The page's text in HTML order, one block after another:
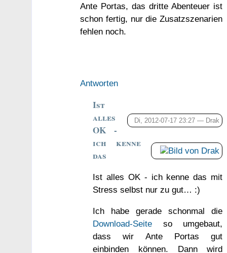
Ante Portas, das dritte Abenteuer ist
schon fertig, nur die Zusatzszenarien
fehlen noch.
Antworten
Di, 2012-07-17 23:27 — Drak
Ist
alles
OK -
ich kenne
das
Ist alles OK - ich kenne das mit
Stress selbst nur zu gut… :)
Ich habe gerade schonmal die
Download-Seiteso umgebaut,
dass wir Ante Portas gut
einbinden können. Dann wird